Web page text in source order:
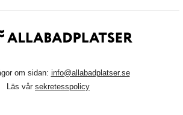
om sidan: info@allabadplatser.se
Läs vår sekretesspolicy